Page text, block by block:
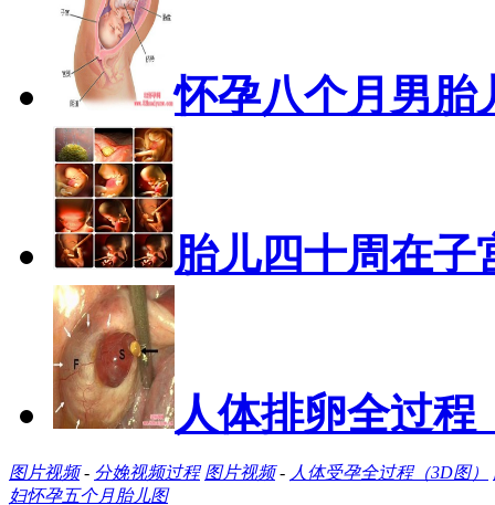
怀孕八个月男胎
胎儿四十周在子
人体排卵全过程
图片视频- 分娩视频过程 图片视频- 人体受孕全过程（3D图）
妇怀孕五个月胎儿图